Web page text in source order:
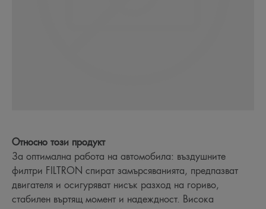
Относно този продукт
За оптимална работа на автомобила: въздушните
филтри FILTRON спират замърсяванията, предпазват
двигателя и осигуряват нисък разход на гориво,
стабилен въртящ момент и надеждност. Висока